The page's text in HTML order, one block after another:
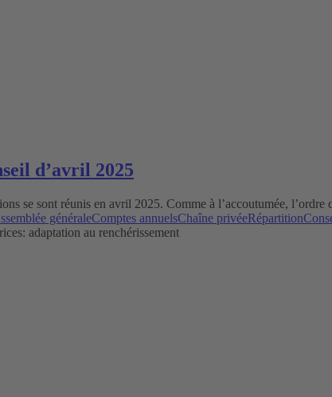
d’avril 2025
se sont réunis en avril 2025. Comme à l’accoutumée,
généraleComptes annuelsChaîne privéeRépartition